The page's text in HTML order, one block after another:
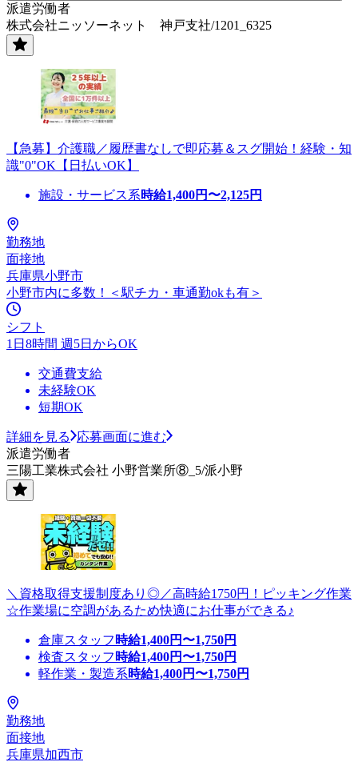
派遣労働者
株式会社ニッソーネット 神戸支社/1201_6325
【急募】介護職／履歴書なしで即応募＆スグ開始！経験・知
識"0"OK【日払いOK】
施設・サービス系時給1,400円〜2,125円
勤務地
面接地
兵庫県小野市
小野市内に多数！＜駅チカ・車通勤okも有＞
シフト
1日8時間 週5日からOK
交通費支給
未経験OK
短期OK
詳細を見る
応募画面に進む
派遣労働者
三陽工業株式会社 小野営業所⑧_5/派小野
＼資格取得支援制度あり◎／高時給1750円！ピッキング作業
☆作業場に空調があるため快適にお仕事ができる♪
倉庫スタッフ 時給1,400円〜1,750円
検査スタッフ 時給1,400円〜1,750円
軽作業・製造系時給1,400円〜1,750円
勤務地
面接地
兵庫県加西市